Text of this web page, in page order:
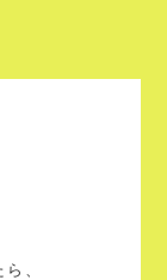
、